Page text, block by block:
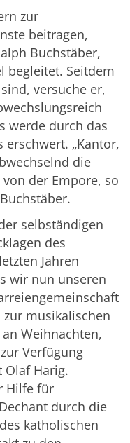
zur
beitragen,
Buchstäber,
begleitet. Seitdem
versuche er,
werde durch das
erschwert. „Kantor,
die
der Empore, so
selbständigen
des
Jahren
wir nun unseren
zur musikalischen
Weihnachten,
Verfügung
Olaf Harig.
Hilfe für
durch die
katholischen